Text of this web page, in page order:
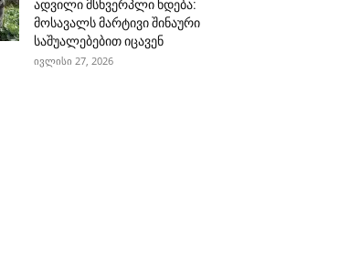
ადვილი მსხვერპლი ხდება:
მოსავალს მარტივი შინაური
საშუალებებით იცავენ
ივლისი 27, 2026